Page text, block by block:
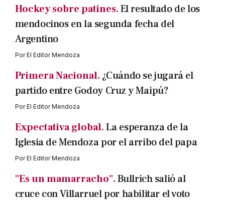
Hockey sobre patines.El resultado de los
mendocinos en la segunda fecha del
Argentino
PorEl Editor Mendoza
Primera Nacional. ¿Cuándo se jugará el
partido entre Godoy Cruz y Maipú?
PorEl Editor Mendoza
Expectativa global.La esperanza de la
Iglesia de Mendoza por el arribo del papa
PorEl Editor Mendoza
"Es un mamarracho".Bullrich salió al
cruce con Villarruel por habilitar el voto